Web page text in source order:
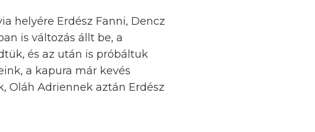
helyére Erdész Fanni, Dencz
is változás állt be, a
és az után is próbáltuk
a kapura már kevés
Oláh Adriennek aztán Erdész